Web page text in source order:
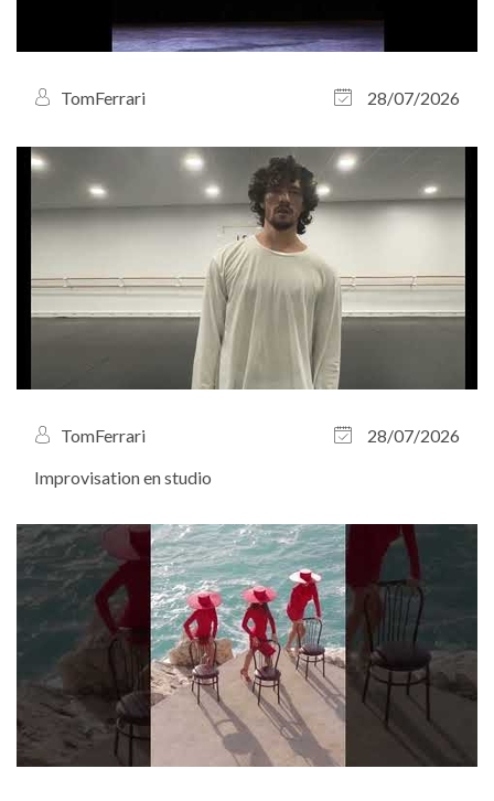
TomFerrari 28/07/2026
TomFerrari
28/07/2026
Improvisation en studio